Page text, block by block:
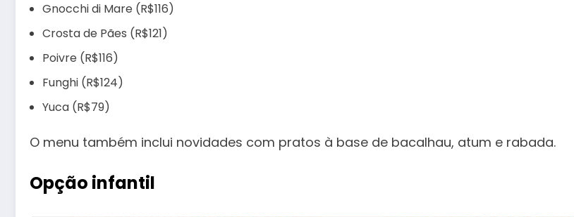
Gnocchi di Mare (R$116)
Crosta de Pães (R$121)
Poivre (R$116)
Funghi (R$124)
Yuca (R$79)
O menu também inclui novidades com pratos à base de bacalhau, atum e rabada.
Opção infantil